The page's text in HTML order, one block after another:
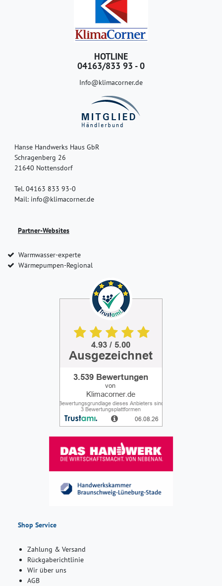
HOTLINE
04163/833 93 - 0
Info@klimacorner.de
Hanse Handwerks Haus GbR
Schragenberg 26
21640 Nottensdorf
Tel. 04163 833 93-0
Mail: info@klimacorner.de
Partner-Websites
Warmwasser-experte
Wärmepumpen-Regional
Shop Service
Zahlung & Versand
Rückgaberichtlinie
Wir über uns
AGB